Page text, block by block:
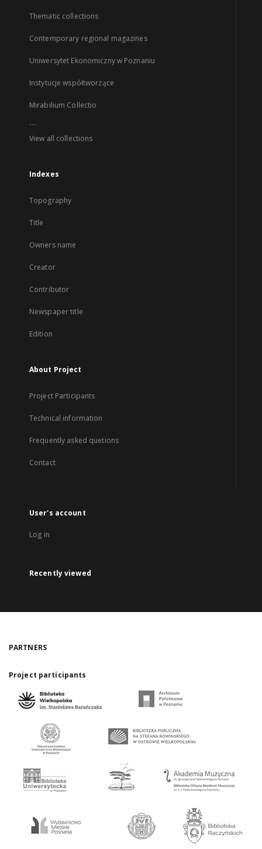
Thematic collections
Contemporary regional magazines
Uniwersytet Ekonomiczny w Poznaniu
Instytucje współtworzące
Mirabilium Collectio
...
View all collections
Indexes
Topography
Title
Owners name
Creator
Contributor
Newspaper title
Edition
About Project
Project Participants
Technical information
Frequently asked quetions
Contact
User's account
Log in
Recently viewed
PARTNERS
Project participants